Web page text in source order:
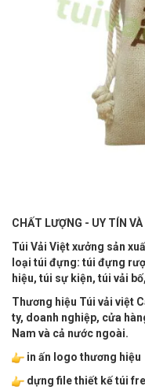
CHẤT LƯỢNG - UY TÍN
Túi Vải Việt xưởng sản
loại túi đựng: túi đựng
hiệu, túi sự kiện, túi vải
Thương hiệu Túi vải việt
ty, doanh nghiệp, cửa
Nam và cả nước ngoài.
in ấn logo thương hiệu
dựng file thiết kế túi